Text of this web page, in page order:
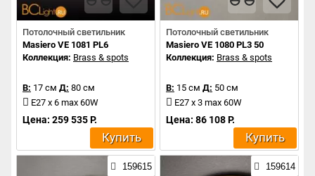
Потолочный светильник
Masiero VE 1081 PL6
Коллекция: Brass & spots
В: 17 см Д: 80 см
E27 x 6 max 60W
Цена: 259 535 Р.
Купить
Потолочный светильник
Masiero VE 1080 PL3 50
Коллекция: Brass & spots
В: 15 см Д: 50 см
E27 x 3 max 60W
Цена: 86 108 Р.
Купить
159615 159614